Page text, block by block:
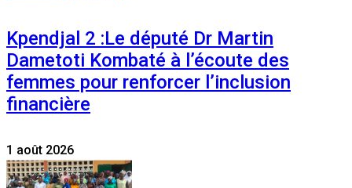
Kpendjal 2 :Le député Dr Martin
Dametoti Kombaté à l’écoute des
femmes pour renforcer l’inclusion
financière
1 août 2026